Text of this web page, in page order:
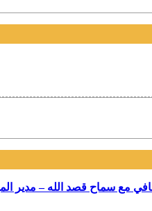
مع سماح قصد الله – مدير